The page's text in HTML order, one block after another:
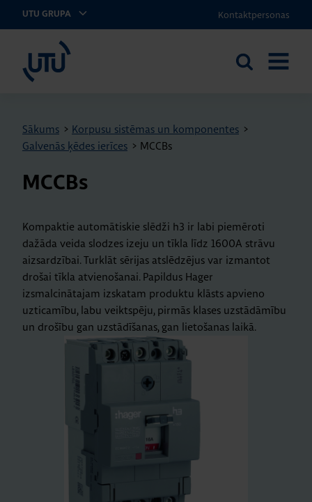
UTU GRUPA Kontaktpersonas
Meklēt
Sākums > Korpusu sistēmas un komponentes >
Galvenās ķēdes ierīces > MCCBs
MCCBs
Kompaktie automātiskie slēdži h3 ir labi piemēroti
dažāda veida slodzes izeju un tīkla līdz 1600A strāvu
aizsardzībai. Turklāt sērijas atslēdzējus var izmantot
drošai tīkla atvienošanai. Papildus Hager
izsmalcinātajam izskatam produktu klāsts apvieno
uzticamību, labu veiktspēju, pirmās klases uzstādāmību
un drošību gan uzstādīšanas, gan lietošanas laikā.